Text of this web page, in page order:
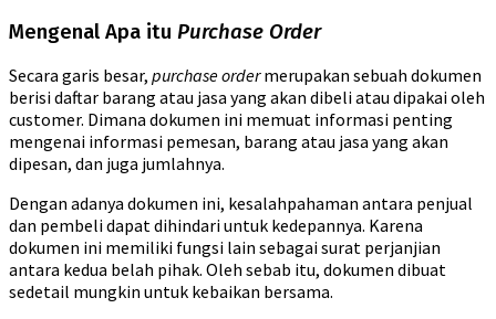
Mengenal Apa itu Purchase Order
Secara garis besar, purchase ordermerupakan sebuah dokumen
berisi daftar barang atau jasa yang akan dibeli atau dipakai oleh
customer. Dimana dokumen ini memuat informasi penting
mengenai informasi pemesan, barang atau jasa yang akan
dipesan, dan juga jumlahnya.
Dengan adanya dokumen ini, kesalahpahaman antara penjual
dan pembeli dapat dihindari untuk kedepannya. Karena
dokumen ini memiliki fungsi lain sebagai surat perjanjian
antara kedua belah pihak. Oleh sebab itu, dokumen dibuat
sedetail mungkin untuk kebaikan bersama.